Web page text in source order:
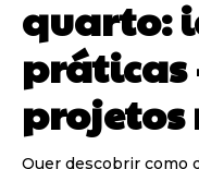
quarto:
práticas
projetos
Quer descobrir como